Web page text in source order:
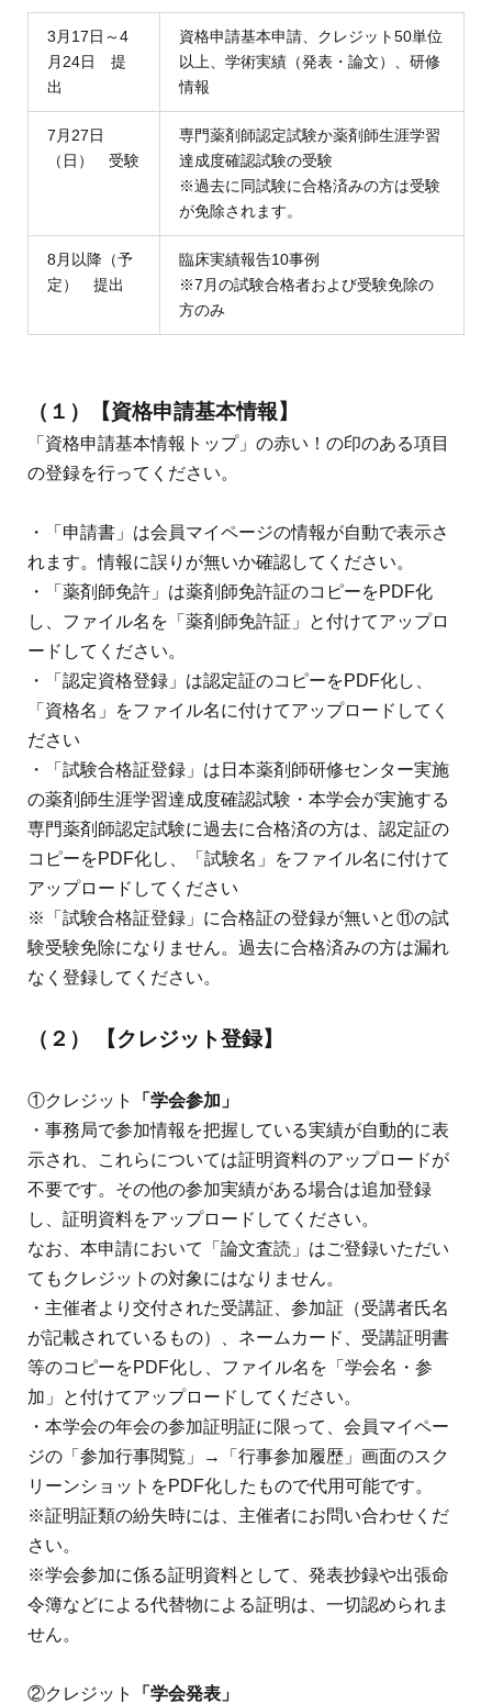
3月17日～4
月24日 提
出
資格申請基本申請、クレジット50単位
以上、学術実績（発表・論文）、研修
情報
7月27日
（日） 受験
専門薬剤師認定試験か薬剤師生涯学習
達成度確認試験の受験
※過去に同試験に合格済みの方は受験
が免除されます。
8月以降（予
定） 提出
臨床実績報告10事例
※7月の試験合格者および受験免除の
方のみ
（１） 【資格申請基本情報】
「資格申請基本情報トップ」の赤い！の印のある項目
の登録を行ってください。
・「申請書」は会員マイページの情報が自動で表示さ
れます。情報に誤りが無いか確認してください。
・「薬剤師免許」は薬剤師免許証のコピーをPDF化
し、ファイル名を「薬剤師免許証」と付けてアップロ
ードしてください。
・「認定資格登録」は認定証のコピーをPDF化し、
「資格名」をファイル名に付けてアップロードしてく
ださい
・「試験合格証登録」は日本薬剤師研修センター実施
の薬剤師生涯学習達成度確認試験・本学会が実施する
専門薬剤師認定試験に過去に合格済の方は、認定証の
コピーをPDF化し、「試験名」をファイル名に付けて
アップロードしてください
※「試験合格証登録」に合格証の登録が無いと⑪の試
験受験免除になりません。過去に合格済みの方は漏れ
なく登録してください。
（２） 【クレジット登録】
①クレジット
「学会参加」
・事務局で参加情報を把握している実績が自動的に表
示され、これらについては証明資料のアップロードが
不要です。その他の参加実績がある場合は追加登録
し、証明資料をアップロードしてください。
なお、本申請において「論文査読」はご登録いただい
てもクレジットの対象にはなりません。
・主催者より交付された受講証、参加証（受講者氏名
が記載されているもの）、ネームカード、受講証明書
等のコピーをPDF化し、ファイル名を「学会名・参
加」と付けてアップロードしてください。
・本学会の年会の参加証明証に限って、会員マイペー
ジの「参加行事閲覧」→「行事参加履歴」画面のスク
リーンショットをPDF化したもので代用可能です。
※証明証類の紛失時には、主催者にお問い合わせくだ
さい。
※学会参加に係る証明資料として、発表抄録や出張命
令簿などによる代替物による証明は、一切認められま
せん。
②クレジット
「学会発表」